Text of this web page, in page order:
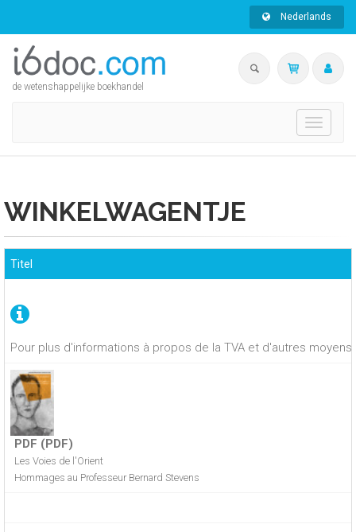
Nederlands
de wetenshappelijke boekhandel
Toggle
WINKELWAGENTJE
Pour plus d'informations à propos de la TVA et d'autres
Titel
PDF (PDF)
Les Voies de l'Orient
Hommages au Professeur Bernard Stevens